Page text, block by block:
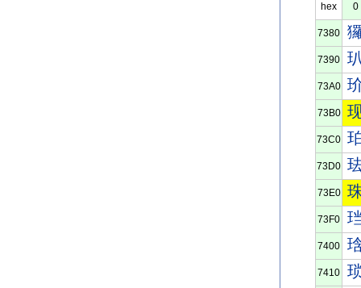
hex 0
7380
7390
73A0
73B0
73C0
73D0
73E0
73F0
7400
7410